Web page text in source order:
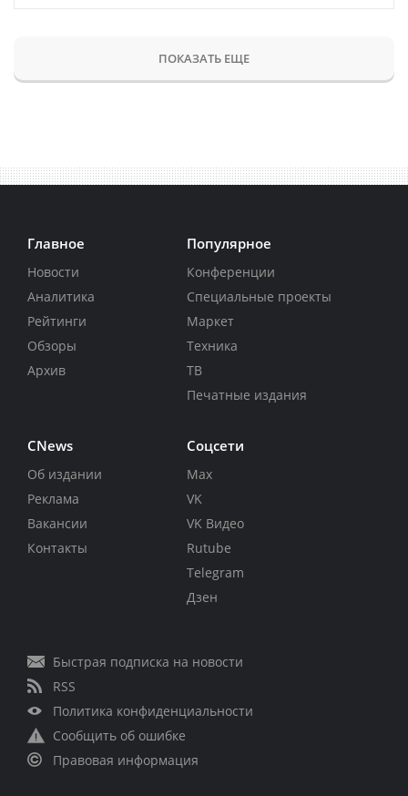
ПОКАЗАТЬ ЕЩЕ
Главное
Новости
Аналитика
Рейтинги
Обзоры
Архив
Популярное
Конференции
Специальные проекты
Маркет
Техника
ТВ
Печатные издания
CNews
Об издании
Реклама
Вакансии
Контакты
Соцсети
Max
VK
VK Видео
Rutube
Telegram
Дзен
Быстрая подписка на новости
RSS
Политика конфиденциальности
Сообщить об ошибке
Правовая информация